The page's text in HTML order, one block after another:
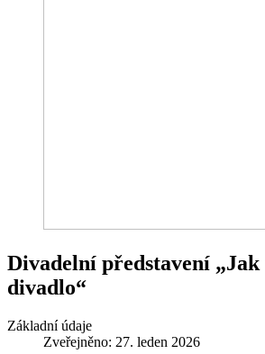
Divadelní představení „Jak
divadlo“
Základní údaje
Zveřejněno: 27. leden 2026